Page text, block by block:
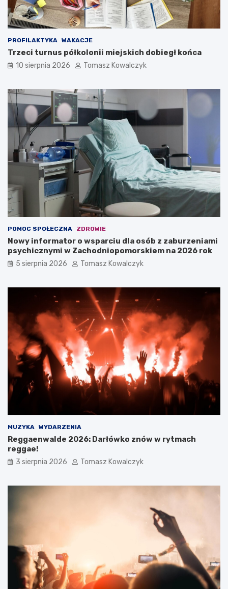
PROFILAKTYKA WAKACJE
Trzeci turnus półkolonii miejskich dobiegł końca
10 sierpnia 2026 Tomasz Kowalczyk
POMOC SPOŁECZNA ZDROWIE
Nowy informator o wsparciu dla osób z zaburzeniami
psychicznymi w Zachodniopomorskiem na 2026 rok
5 sierpnia 2026 Tomasz Kowalczyk
MUZYKA WYDARZENIA
Reggaenwalde 2026: Darłówko znów w rytmach
reggae!
3 sierpnia 2026 Tomasz Kowalczyk